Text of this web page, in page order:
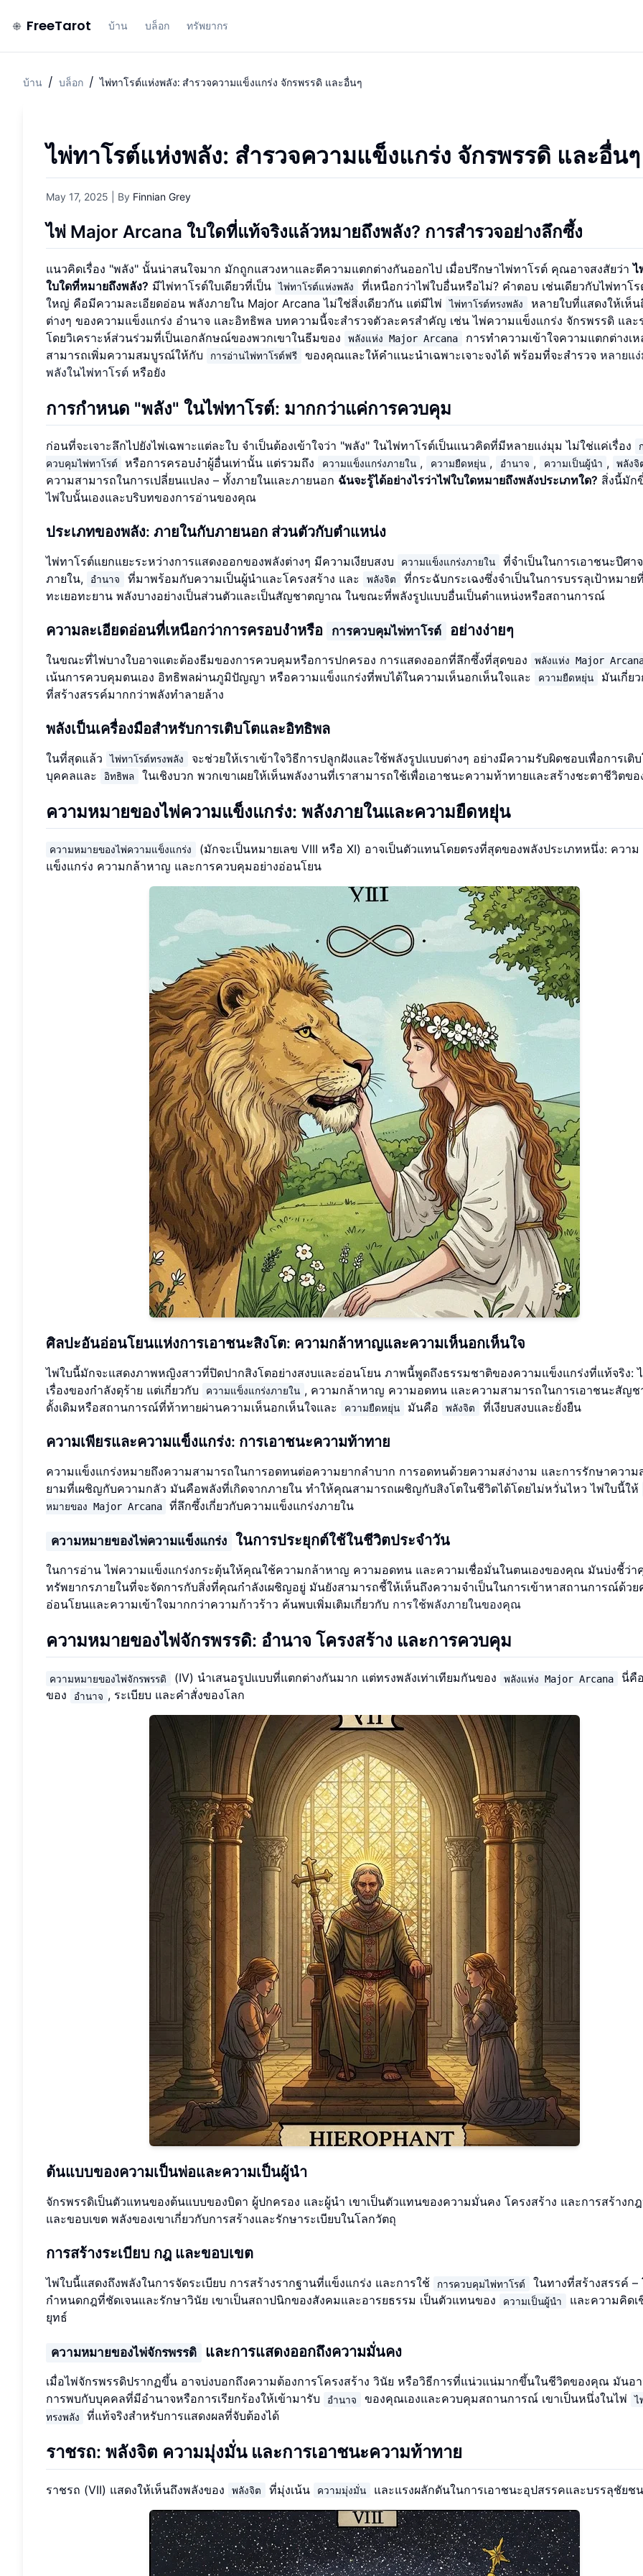
FreeTarot บ้าน บล็อก ทรัพยากร
บ้าน / บล็อก / ไพ่ทาโรต์แห่งพลัง: สำรวจความแข็งแกร่ง จักรพรรดิ และอื่นๆ
ไพ่ทาโรต์แห่งพลัง: สำรวจความแข็งแกร่ง จักรพรรดิ และอื่นๆ
May 17, 2025 | By Finnian Grey
ไพ่ Major Arcana ใบใดที่แท้จริงแล้วหมายถึงพลัง? การสำรวจอย่างลึกซึ้ง
แนวคิดเรื่อง "พลัง" นั้นน่าสนใจมาก มักถูกแสวงหาและตีความแตกต่างกันออกไป เมื่อปรึกษาไพ่ทาโรต์ คุณอาจสงสัยว่าไ
ใบใดที่หมายถึงพลัง? มีไพ่ทาโรต์ใบเดียวที่เป็น ไพ่ทาโรต์แห่งพลัง
ที่เหนือกว่าไพ่ใบอื่นหรือไม่? คำตอบ เช่นเดียวกับไพ่ทาโ
ใหญ่ คือมีความละเอียดอ่อน พลังภายใน Major Arcana ไม่ใช่สิ่งเดียวกัน แต่มีไพ่
ไพ่ทาโรต์ทรงพลัง
หลายใบที่แสดงให้เห็น
ต่างๆ ของความแข็งแกร่ง อำนาจ และอิทธิพล บทความนี้จะสำรวจตัวละครสำคัญ เช่น ไพ่ความแข็งแกร่ง จักรพรรดิ และ
โดยวิเคราะห์ส่วนร่วมที่เป็นเอกลักษณ์ของพวกเขาในธีมของ
พลังแห่ง Major Arcana
การทำความเข้าใจความแตกต่างเ
สามารถเพิ่มความสมบูรณ์ให้กับ
การอ่านไพ่ทาโรต์ฟรี ของคุณและให้คำแนะนำเฉพาะเจาะจงได้ พร้อมที่จะสำรวจ หลายแ
พลังในไพ่ทาโรต์ หรือยัง
การกำหนด "พลัง" ในไพ่ทาโรต์: มากกว่าแค่การควบคุม
ก่อนที่จะเจาะลึกไปยังไพ่เฉพาะแต่ละใบ จำเป็นต้องเข้าใจว่า "พลัง" ในไพ่ทาโรต์เป็นแนวคิดที่มีหลายแง่มุม ไม่ใช่แค่เรื่อง
ควบคุมไพ่ทาโรต์
หรือการครอบงำผู้อื่นเท่านั้น แต่รวมถึง ความแข็งแกร่งภายใน , ความยืดหยุ่น , อำนาจ , ความเป็นผู้นำ , พลังจิ
ความสามารถในการเปลี่ยนแปลง – ทั้งภายในและภายนอก ฉันจะรู้ได้อย่างไรว่าไพ่ใบใดหมายถึงพลังประเภทใด? สิ่งนี้มัก
ไพ่ใบนั้นเองและบริบทของการอ่านของคุณ
ประเภทของพลัง: ภายในกับภายนอก ส่วนตัวกับตำแหน่ง
ไพ่ทาโรต์แยกแยะระหว่างการแสดงออกของพลังต่างๆ มีความเงียบสงบ ความแข็งแกร่งภายใน
ที่จำเป็นในการเอาชนะปีศาจ
ภายใน,
อำนาจ ที่มาพร้อมกับความเป็นผู้นำและโครงสร้าง และ พลังจิต
ที่กระฉับกระเฉงซึ่งจำเป็นในการบรรลุเป้าหมายที่
ทะเยอทะยาน พลังบางอย่างเป็นส่วนตัวและเป็นสัญชาตญาณ ในขณะที่พลังรูปแบบอื่นเป็นตำแหน่งหรือสถานการณ์
ความละเอียดอ่อนที่เหนือกว่าการครอบงำหรือ การควบคุมไพ่ทาโรต์ อย่างง่ายๆ
ในขณะที่ไพ่บางใบอาจแตะต้องธีมของการควบคุมหรือการปกครอง การแสดงออกที่ลึกซึ้งที่สุดของ พลังแห่ง Major
เน้นการควบคุมตนเอง อิทธิพลผ่านภูมิปัญญา หรือความแข็งแกร่งที่พบได้ในความเห็นอกเห็นใจและ
ความยืดหยุ่น
มันเกี่ย
ที่สร้างสรรค์มากกว่าพลังทำลายล้าง
พลังเป็นเครื่องมือสำหรับการเติบโตและอิทธิพล
ในที่สุดแล้ว ไพ่ทาโรต์ทรงพลัง
จะช่วยให้เราเข้าใจวิธีการปลูกฝังและใช้พลังรูปแบบต่างๆ อย่างมีความรับผิดชอบเพื่อการเติ
บุคคลและ
อิทธิพล ในเชิงบวก พวกเขาเผยให้เห็นพลังงานที่เราสามารถใช้เพื่อเอาชนะความท้าทายและสร้างชะตาชีวิตขอ
ความหมายของไพ่ความแข็งแกร่ง: พลังภายในและความยืดหยุ่น
ความหมายของไพ่ความแข็งแกร่ง
(มักจะเป็นหมายเลข VIII หรือ XI) อาจเป็นตัวแทนโดยตรงที่สุดของพลังประเภทหนึ่ง: ความ
แข็งแกร่ง ความกล้าหาญ และการควบคุมอย่างอ่อนโยน
ศิลปะอันอ่อนโยนแห่งการเอาชนะสิงโต: ความกล้าหาญและความเห็นอกเห็นใจ
ไพ่ใบนี้มักจะแสดงภาพหญิงสาวที่ปิดปากสิงโตอย่างสงบและอ่อนโยน ภาพนี้พูดถึงธรรมชาติของความแข็งแกร่งที่แท้จริง:
เรื่องของกำลังดุร้าย แต่เกี่ยวกับ
ความแข็งแกร่งภายใน , ความกล้าหาญ ความอดทน และความสามารถในการเอาชนะสัญ
ดั้งเดิมหรือสถานการณ์ที่ท้าทายผ่านความเห็นอกเห็นใจและ
ความยืดหยุ่น มันคือ พลังจิต ที่เงียบสงบและยั่งยืน
ความเพียรและความแข็งแกร่ง: การเอาชนะความท้าทาย
ความแข็งแกร่งหมายถึงความสามารถในการอดทนต่อความยากลำบาก การอดทนด้วยความสง่างาม และการรักษาความ
ยามที่เผชิญกับความกลัว มันคือพลังที่เกิดจากภายใน ทำให้คุณสามารถเผชิญกับสิงโตในชีวิตได้โดยไม่หวั่นไหว ไพ่ใบนี้ให้
หมายของ Major Arcana
ที่ลึกซึ้งเกี่ยวกับความแข็งแกร่งภายใน
ความหมายของไพ่ความแข็งแกร่ง ในการประยุกต์ใช้ในชีวิตประจำวัน
ในการอ่าน ไพ่ความแข็งแกร่งกระตุ้นให้คุณใช้ความกล้าหาญ ความอดทน และความเชื่อมั่นในตนเองของคุณ มันบ่งชี้ว่
ทรัพยากรภายในที่จะจัดการกับสิ่งที่คุณกำลังเผชิญอยู่ มันยังสามารถชี้ให้เห็นถึงความจำเป็นในการเข้าหาสถานการณ์ด้วย
อ่อนโยนและความเข้าใจมากกว่าความก้าวร้าว ค้นพบเพิ่มเติมเกี่ยวกับ การใช้พลังภายในของคุณ
ความหมายของไพ่จักรพรรดิ: อำนาจ โครงสร้าง และการควบคุม
ความหมายของไพ่จักรพรรดิ (IV) นำเสนอรูปแบบที่แตกต่างกันมาก แต่ทรงพลังเท่าเทียมกันของ พลังแห่ง Major Arcana
นี่คื
ของ
อำนาจ , ระเบียบ และคำสั่งของโลก
ต้นแบบของความเป็นพ่อและความเป็นผู้นำ
จักรพรรดิเป็นตัวแทนของต้นแบบของบิดา ผู้ปกครอง และผู้นำ เขาเป็นตัวแทนของความมั่นคง โครงสร้าง และการสร้างก
และขอบเขต พลังของเขาเกี่ยวกับการสร้างและรักษาระเบียบในโลกวัตถุ
การสร้างระเบียบ กฎ และขอบเขต
ไพ่ใบนี้แสดงถึงพลังในการจัดระเบียบ การสร้างรากฐานที่แข็งแกร่ง และการใช้ การควบคุมไพ่ทาโรต์
ในทางที่สร้างสรรค์ –
กำหนดกฎที่ชัดเจนและรักษาวินัย เขาเป็นสถาปนิกของสังคมและอารยธรรม เป็นตัวแทนของ
ความเป็นผู้นำ
และความคิดเ
ยุทธ์
ความหมายของไพ่จักรพรรดิ และการแสดงออกถึงความมั่นคง
เมื่อไพ่จักรพรรดิปรากฏขึ้น อาจบ่งบอกถึงความต้องการโครงสร้าง วินัย หรือวิธีการที่แน่วแน่มากขึ้นในชีวิตของคุณ มันอ
การพบกับบุคคลที่มีอำนาจหรือการเรียกร้องให้เข้ามารับ
อำนาจ ของคุณเองและควบคุมสถานการณ์ เขาเป็นหนึ่งในไพ่
ไ
ทรงพลัง
ที่แท้จริงสำหรับการแสดงผลที่จับต้องได้
ราชรถ: พลังจิต ความมุ่งมั่น และการเอาชนะความท้าทาย
ราชรถ (VII) แสดงให้เห็นถึงพลังของ พลังจิต ที่มุ่งเน้น ความมุ่งมั่น และแรงผลักดันในการเอาชนะอุปสรรคและบรรลุชัยช